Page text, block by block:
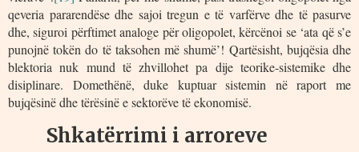
qeveria pararendëse dhe sajoi tregun e të varfërve dhe të pasurve
dhe, siguroi përftimet analoge për oligopolet, kërcënoi se ‘ata që s’e
punojnë tokën do të taksohen më shumë’! Qartësisht, bujqësia dhe
blektoria nuk mund të zhvillohet pa dije teorike-sistemike dhe
disiplinare. Domethënë, duke kuptuar sistemin në raport me
bujqësinë dhe tërësinë e sektorëve të ekonomisë.
Shkatërrimi i arroreve